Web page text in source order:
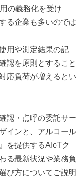
の義務化を受け
る企業も多いのでは
用や測定結果の記
認を原則とすること
応負荷が増えるとい
認・点呼の委託サー
インと、アルコール
を提供するAIoTク
る最新状況や業務負
び方についてご説明